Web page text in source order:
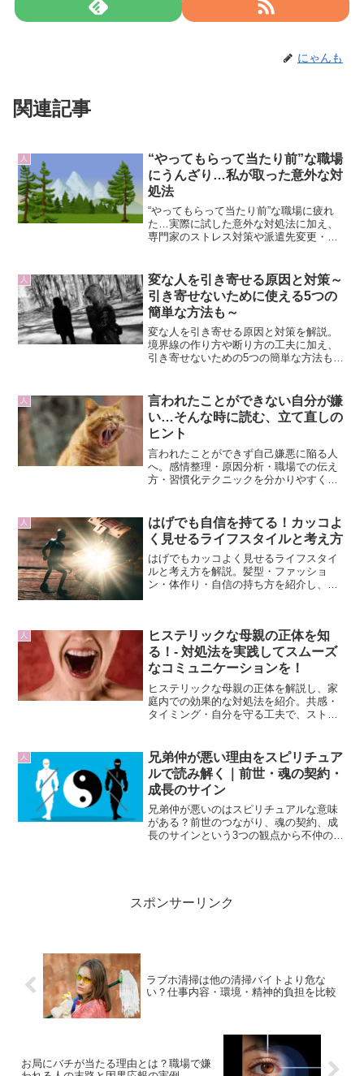
にゃんも
関連記事
人
“やってもらって当たり前”な職場
にうんざり…私が取った意外な対
処法
“やってもらって当たり前”な職場に疲れ
た…実際に試した意外な対処法に加え、
専門家のストレス対策や派遣先変更・転
人
変な人を引き寄せる原因と対策～
引き寄せないために使える5つの
簡単な方法も～
変な人を引き寄せる原因と対策を解説。
境界線の作り方や断り方の工夫に加え、
引き寄せないための5つの簡単な方法も紹
人
言われたことができない自分が嫌
い…そんな時に読む、立て直しの
ヒント
言われたことができず自己嫌悪に陥る人
へ。感情整理・原因分析・職場での伝え
方・習慣化テクニックを分かりやすく解
人
はげでも自信を持てる！カッコよ
く見せるライフスタイルと考え方
はげでもカッコよく見せるライフスタイ
ルと考え方を解説。髪型・ファッショ
ン・体作り・自信の持ち方を紹介し、自
人
ヒステリックな母親の正体を知
る！- 対処法を実践してスムーズ
なコミュニケーションを！
ヒステリックな母親の正体を解説し、家
庭内での効果的な対処法を紹介。共感・
タイミング・自分を守る工夫で、ストレ
人
兄弟仲が悪い理由をスピリチュア
ルで読み解く｜前世・魂の契約・
成長のサイン
兄弟仲が悪いのはスピリチュアルな意味
がある？前世のつながり、魂の契約、成
長のサインという3つの観点から不仲の理
スポンサーリンク
ラブホ清掃は他の清掃バイトより危な
い？仕事内容・環境・精神的負担を比較
お局にバチが当たる理由とは？職場で嫌